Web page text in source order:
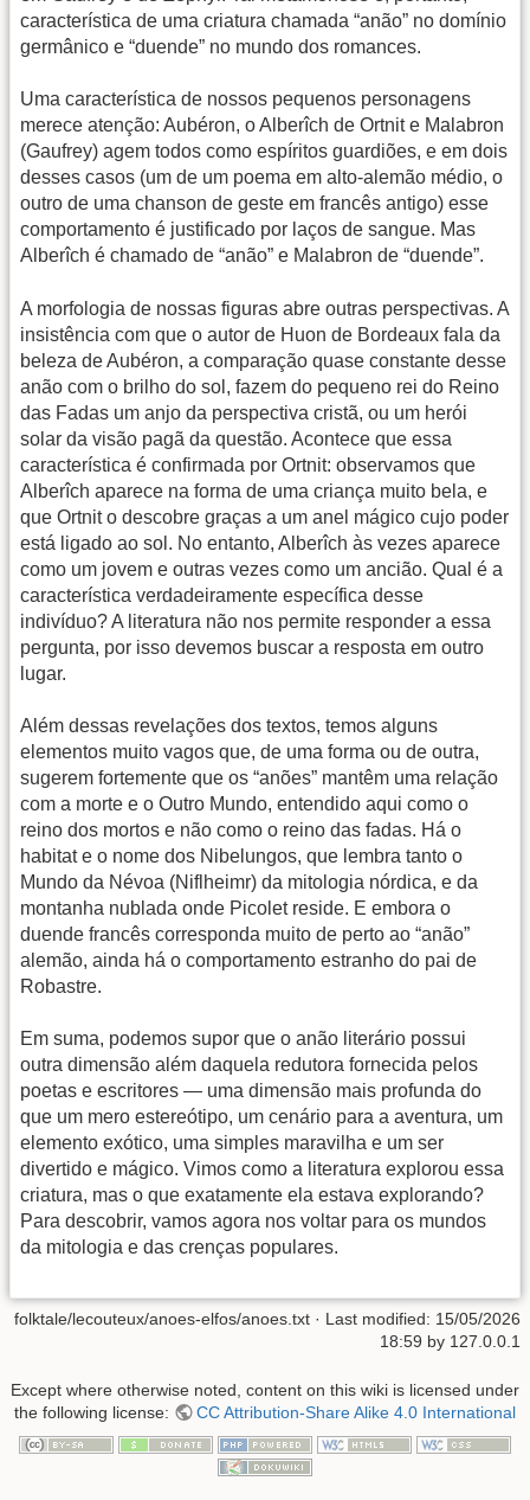
característica de uma criatura chamada “anão” no domínio
germânico e “duende” no mundo dos romances.
Uma característica de nossos pequenos personagens
merece atenção: Aubéron, o Alberîch de Ortnit e Malabron
(Gaufrey) agem todos como espíritos guardiões, e em dois
desses casos (um de um poema em alto-alemão médio, o
outro de uma chanson de geste em francês antigo) esse
comportamento é justificado por laços de sangue. Mas
Alberîch é chamado de “anão” e Malabron de “duende”.
A morfologia de nossas figuras abre outras perspectivas. A
insistência com que o autor de Huon de Bordeaux fala da
beleza de Aubéron, a comparação quase constante desse
anão com o brilho do sol, fazem do pequeno rei do Reino
das Fadas um anjo da perspectiva cristã, ou um herói
solar da visão pagã da questão. Acontece que essa
característica é confirmada por Ortnit: observamos que
Alberîch aparece na forma de uma criança muito bela, e
que Ortnit o descobre graças a um anel mágico cujo poder
está ligado ao sol. No entanto, Alberîch às vezes aparece
como um jovem e outras vezes como um ancião. Qual é a
característica verdadeiramente específica desse
indivíduo? A literatura não nos permite responder a essa
pergunta, por isso devemos buscar a resposta em outro
lugar.
Além dessas revelações dos textos, temos alguns
elementos muito vagos que, de uma forma ou de outra,
sugerem fortemente que os “anões” mantêm uma relação
com a morte e o Outro Mundo, entendido aqui como o
reino dos mortos e não como o reino das fadas. Há o
habitat e o nome dos Nibelungos, que lembra tanto o
Mundo da Névoa (Niflheimr) da mitologia nórdica, e da
montanha nublada onde Picolet reside. E embora o
duende francês corresponda muito de perto ao “anão”
alemão, ainda há o comportamento estranho do pai de
Robastre.
Em suma, podemos supor que o anão literário possui
outra dimensão além daquela redutora fornecida pelos
poetas e escritores — uma dimensão mais profunda do
que um mero estereótipo, um cenário para a aventura, um
elemento exótico, uma simples maravilha e um ser
divertido e mágico. Vimos como a literatura explorou essa
criatura, mas o que exatamente ela estava explorando?
Para descobrir, vamos agora nos voltar para os mundos
da mitologia e das crenças populares.
folktale/lecouteux/anoes-elfos/anoes.txt · Last modified: 15/05/2026
18:59 by 127.0.0.1
Except where otherwise noted, content on this wiki is licensed under
the following license:
CC Attribution-Share Alike 4.0 International